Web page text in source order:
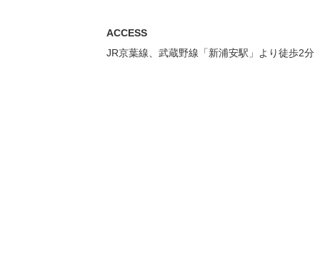
ACCESS
JR京葉線、武蔵野線「新浦安駅」より徒歩2分